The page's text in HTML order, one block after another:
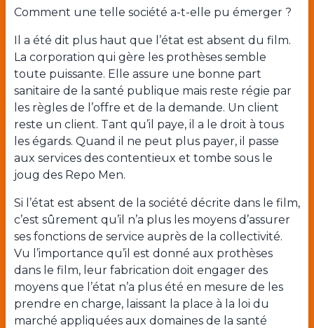
Comment une telle société a-t-elle pu émerger ?
Il a été dit plus haut que l’état est absent du film.
La corporation qui gère les prothèses semble
toute puissante. Elle assure une bonne part
sanitaire de la santé publique mais reste régie par
les règles de l’offre et de la demande. Un client
reste un client. Tant qu’il paye, il a le droit à tous
les égards. Quand il ne peut plus payer, il passe
aux services des contentieux et tombe sous le
joug des Repo Men.
Si l’état est absent de la société décrite dans le film,
c’est sûrement qu’il n’a plus les moyens d’assurer
ses fonctions de service auprès de la collectivité.
Vu l’importance qu’il est donné aux prothèses
dans le film, leur fabrication doit engager des
moyens que l’état n’a plus été en mesure de les
prendre en charge, laissant la place à la loi du
marché appliquées aux domaines de la santé